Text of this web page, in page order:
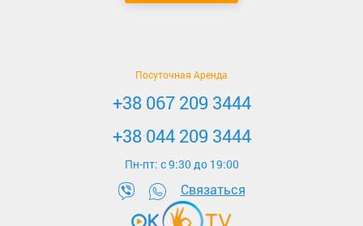
Посуточная Аренда
+38 067 209 3444
+38 044 209 3444
Пн-пт: c 9:30 до 19:00
Связаться